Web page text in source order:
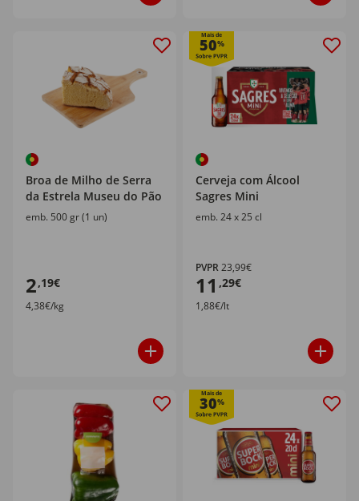
Broa de Milho de Serra
da Estrela Museu do Pão
emb. 500 gr (1 un)
2,19€
4,38€/kg
Mais de
50%
Cerveja com Álcool
Sagres Mini
emb. 24 x 25 cl
PVPR23,99€
11 ,29€
1,88€/lt
Mais de
30%